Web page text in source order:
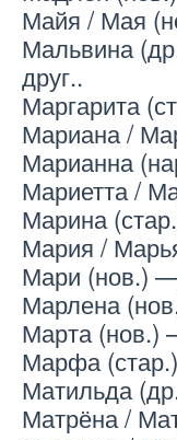
Майя / Мая
Мальвина
друг..
Маргарита
Мариана /
Марианна
Мариетта /
Марина
Мария /
Мари (нов.)
Марлена
Марта (нов.)
Марфа
Матильда
Матрёна /